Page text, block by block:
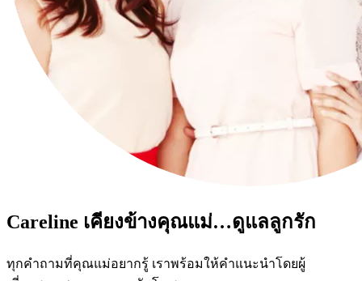
Careline เคียงข้างคุณแม่…ดูแลลูกรัก
ทุกคำถามที่คุณแม่อยากรู้ เราพร้อมให้คำแนะนำโดยผู้